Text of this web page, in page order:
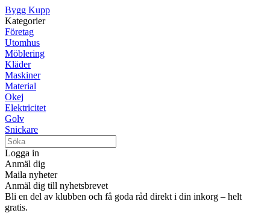
Bygg Kupp
Kategorier
Företag
Utomhus
Möblering
Kläder
Maskiner
Material
Okej
Elektricitet
Golv
Snickare
Logga in
Anmäl dig
Maila nyheter
Anmäl dig till nyhetsbrevet
Bli en del av klubben och få goda råd direkt i din inkorg – helt
gratis.